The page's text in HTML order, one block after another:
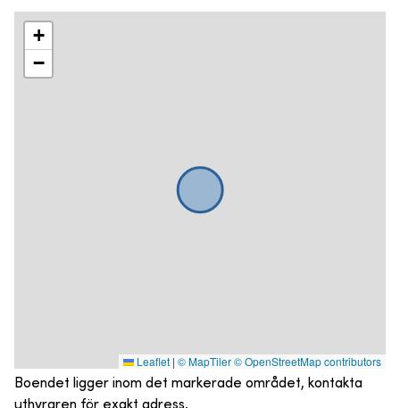
+
−
Leaflet | © MapTiler© OpenStreetMap contributors
Boendet ligger inom det markerade området, kontakta
uthyraren för exakt adress.